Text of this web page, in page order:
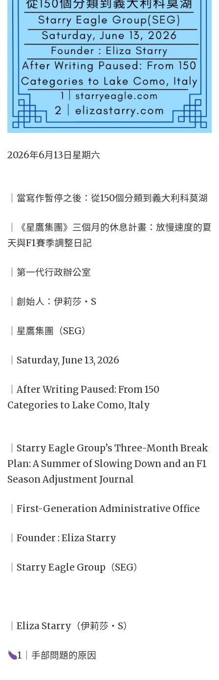
2026年6月13日星期六
｜當寫作暫停之後：從150個分類到義大利科莫湖
｜《星鷹集團》三個月的休息計畫：放慢速度的夏
天與F1賽季調整日記
｜第一代行政辦公室
｜創始人：伊莉莎・S
｜星鷹集團（SEG）
｜Saturday, June 13, 2026
｜After Writing Paused: From 150
Categories to Lake Como, Italy
｜Starry Eagle Group’s Three-Month Break
Plan: A Summer of Slowing Down and an F1
Season Adjustment Journal
｜First-Generation Administrative Office
｜Founder : Eliza Starry
｜Starry Eagle Group（SEG）
｜Eliza Starry（伊莉莎・S）
1｜手部問題的原因